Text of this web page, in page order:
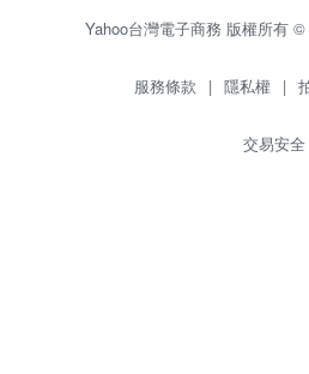
Yahoo台灣電子商務 版權所有
服務條款 | 隱私權 |
交易安全